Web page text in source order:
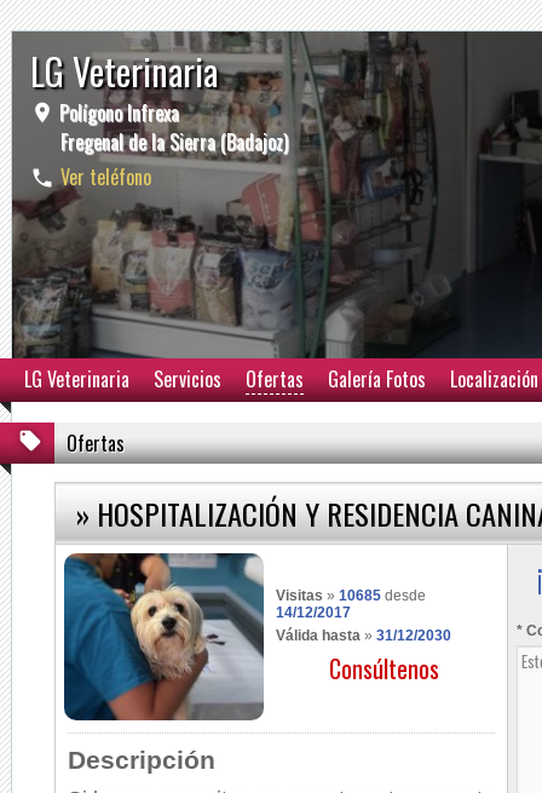
LG Veterinaria
Polígono Infrexa
Fregenal de la Sierra (Badajoz)
Ver teléfono
LG Veterinaria Servicios Ofertas Galería Fotos Localización
Ofertas
» HOSPITALIZACIÓN Y RESIDENCIA
Visitas » 10685 desde
14/12/2017
Válida hasta » 31/12/2030
Consúltenos
Descripción
*